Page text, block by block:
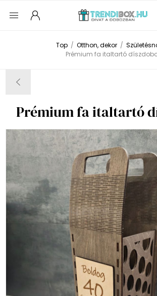
Top / Otthon, dekor /
Prémium fa italtartó
Prémium fa italtartó